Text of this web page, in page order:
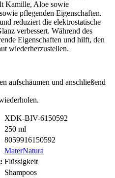
Kamille, Aloe sowie
pflegenden Eigenschaften.
reduziert die elektrostatische
verbessert. Während des
Eigenschaften und hilft, den
wiederherzustellen.
aufschäumen und anschließend
XDK-BIV-6150592
250 ml
8059916150592
MaterNatura
Flüssigkeit
Shampoos